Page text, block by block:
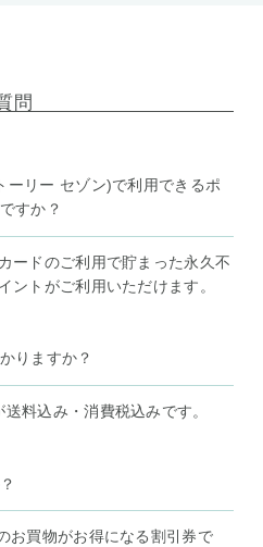
問
ーリー セゾン)で利用できるポ
すか？
ードのご利用で貯まった永久不
ントがご利用いただけます。
りますか？
料込み・消費税込みです。
お買物がお得になる割引券で